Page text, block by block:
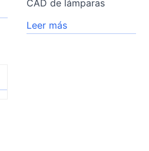
CAD de lámparas
Leer más